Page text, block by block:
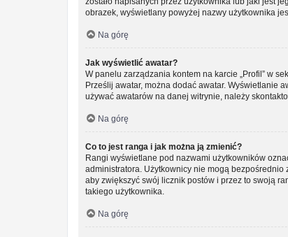
obrazek, wyświetlany powyżej nazwy użytkownika
Na górę
Jak wyświetlić awatar?
W panelu zarządzania kontem na karcie „Profil” w
Prześlij awatar, można dodać awatar. Wyświetlanie
używać awatarów na danej witrynie, należy
Na górę
Co to jest ranga i jak można ją zmienić?
Rangi wyświetlane pod nazwami użytkowników
administratora. Użytkownicy nie mogą
aby zwiększyć swój licznik postów i przez to swoją
takiego użytkownika.
Na górę